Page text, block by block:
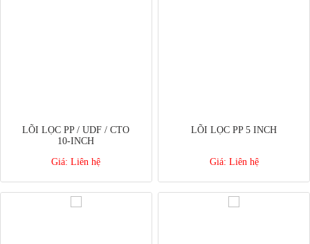
LÕI LỌC PP / UDF / CTO
10-INCH
Giá: Liên hệ
LÕI LỌC PP 5 INCH
Giá: Liên hệ